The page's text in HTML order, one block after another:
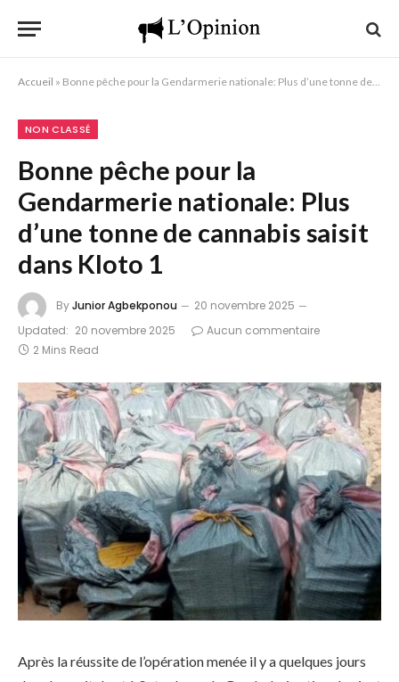
Accueil » Bonne pêche pour la Gendarmerie nationale: Plus d’une tonne de cannabis saisit dans Kloto 1
NON CLASSÉ
Bonne pêche pour la
Gendarmerie nationale: Plus
d’une tonne de cannabis saisit
dans Kloto 1
ByJunior Agbekponou
20 novembre 2025
Updated: 20 novembre 2025
Aucun commentaire
2 Mins Read
Après la réussite de l’opération menée il y a quelques jours